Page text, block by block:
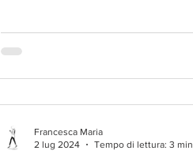
Francesca Maria
2 lug 2024
Tempo di lettura: 3 min